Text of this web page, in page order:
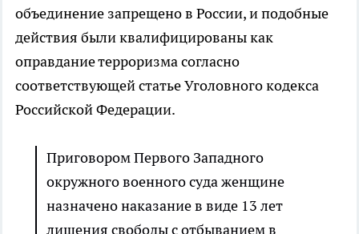
объединение запрещено в России, и подобные
действия были квалифицированы как
оправдание терроризма согласно
соответствующей статье Уголовного кодекса
Российской Федерации.
Приговором Первого Западного
окружного военного суда женщине
назначено наказание в виде 13 лет
лишения свободы с отбыванием в